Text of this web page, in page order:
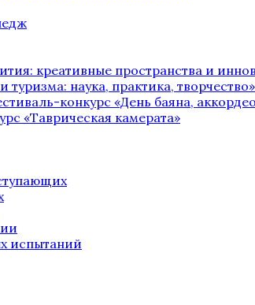
креативные пространства и
туризма: наука, практика,
конкурс «День баяна,
«Таврическая камерата»
испытаний